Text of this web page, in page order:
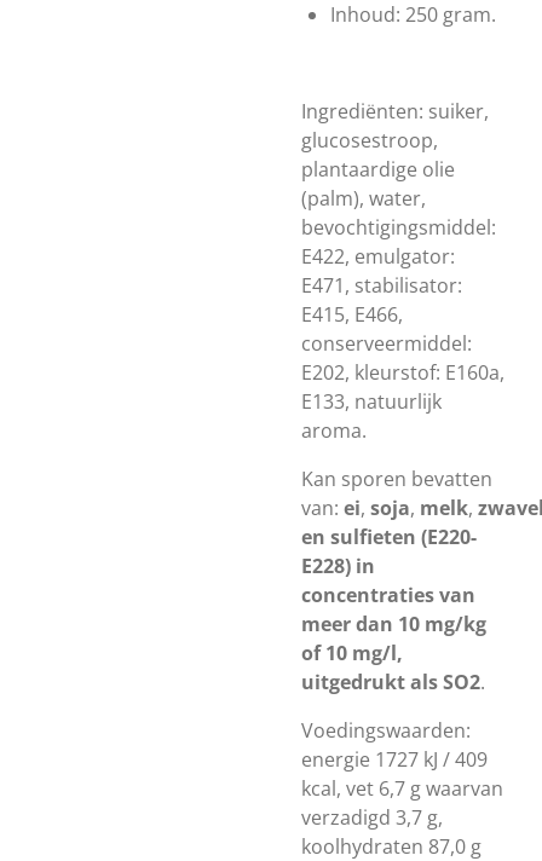
Inhoud: 250 gram.
Ingrediënten: suiker,
glucosestroop,
plantaardige olie
(palm), water,
bevochtigingsmiddel:
E422, emulgator:
E471, stabilisator:
E415, E466,
conserveermiddel:
E202, kleurstof: E160a,
E133, natuurlijk
aroma.
Kan sporen bevatten
van: ei, soja, melk,
en sulfieten (E220-
E228) in
concentraties van
meer dan 10 mg/kg
of 10 mg/l,
uitgedrukt als SO2.
Voedingswaarden:
energie 1727 kJ / 409
kcal, vet 6,7 g waarvan
verzadigd 3,7 g,
koolhydraten 87,0 g